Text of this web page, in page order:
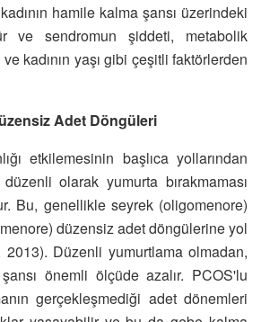
hamile kalma şansı üzerindeki
ve sendromun şiddeti, metabolik
ve kadının yaşı gibi çeşitli faktörlerden
Adet Döngüleri
etkilemesinin başlıca yollarından
olarak yumurta bırakmaması
Bu, genellikle seyrek (oligomenore)
düzensiz adet döngülerine yol
Düzenli yumurtlama olmadan,
önemli ölçüde azalır. PCOS'lu
gerçekleşmediği adet dönemleri